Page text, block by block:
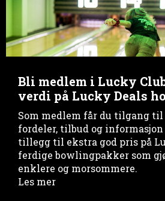
Bli medlem i Lucky
verdi på Lucky Deals
Som medlem får du tilgang
fordeler, tilbud og
tillegg til ekstra god pris på
ferdige bowlingpakker som
enklere og morsommere.
Les mer